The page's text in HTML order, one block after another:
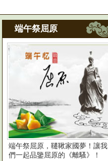
端午祭屈原
端午祭屈原，韆鞦家國夢！讓我
們一起品鑒屈原的《離騷》！